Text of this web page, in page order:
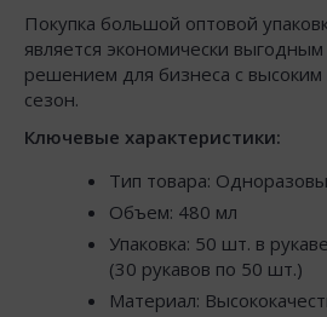
Покупка большой оптовой
является экономически
решением для бизнеса с высоким
сезон.
Ключевые характеристики:
Тип товара:
Объем: 480 мл
Упаковка: 50 шт. в
(30 рукавов по 50 шт.)
Материал: